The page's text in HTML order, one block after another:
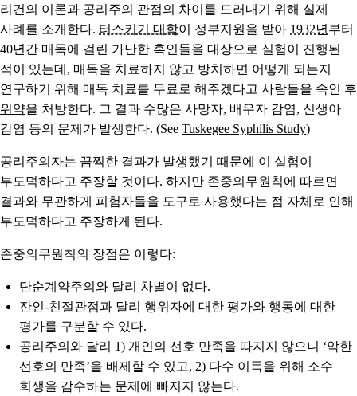
리건의 이론과 공리주의 관점의 차이를 드러내기 위해 실제
사례를 소개한다. 터스키기 대학이 정부지원을 받아 1932년 부터
40년간 매독에 걸린 가난한 흑인들을 대상으로 실험이 진행된
적이 있는데, 매독을 치료하지 않고 방치하면 어떻게 되는지
연구하기 위해 매독 치료를 무료로 해주겠다고 사람들을 속인 후
위약을 처방한다. 그 결과 수많은 사망자, 배우자 감염, 신생아
감염 등의 문제가 발생한다. (See Tuskegee Syphilis Study)
공리주의자는 끔찍한 결과가 발생했기 때문에 이 실험이
부도덕하다고 주장할 것이다. 하지만 존중의무원칙에 따르면
결과와 무관하게 피험자들을 도구로 사용했다는 점 자체로 인해
부도덕하다고 주장하게 된다.
존중의무원칙의 장점은 이렇다:
단순계약주의와 달리 차별이 없다.
잔인-친절관점과 달리 행위자에 대한 평가와 행동에 대한
평가를 구분할 수 있다.
공리주의와 달리 1) 개인의 선호 만족을 따지지 않으니 ‘악한
선호의 만족’을 배제할 수 있고, 2) 다수 이득을 위해 소수
희생을 감수하는 문제에 빠지지 않는다.